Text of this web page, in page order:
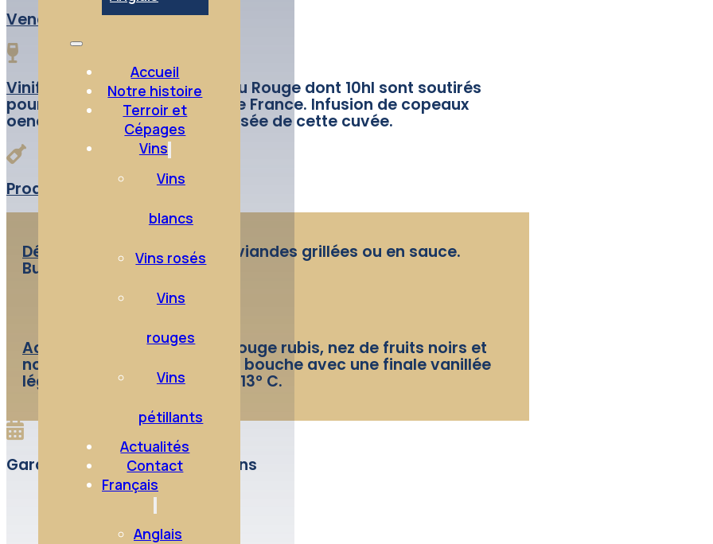
Accueil
Notre histoire
Terroir et
Cépages
Vins
Vins
blancs
Vins rosés
Vins
rouges
Vins
pétillants
Actualités
Contact
Français
Anglais
Vendange: Mécanique
Vinification: Identique à l’Anjou Rouge dont 10hl sont soutirés
pour l’élaboration de ce Vin de France. Infusion de copeaux
oenologiques pour la note boisée de cette cuvée.
Production: 1 300 bouteilles
Dégustation:Charcuteries, viandes grillées ou en sauce.
Buffets et fromages.
Accord mets et vins:Robe rouge rubis, nez de fruits noirs et
notes grillées. Du volume en bouche avec une finale vanillée
légèrement boisée. Servir à 13° C.
Garde: Potentiel de garde: 5 ans